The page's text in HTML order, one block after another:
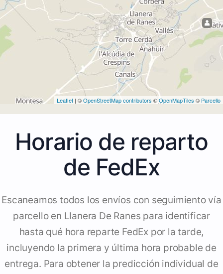
Leaflet | ©OpenStreetMap contributors ©OpenMapTiles © Parcello
Horario de reparto
de FedEx
Escaneamos todos los envíos con seguimiento vía
parcello en Llanera De Ranes para identificar
hasta qué hora reparte FedEx por la tarde,
incluyendo la primera y última hora probable de
entrega. Para obtener la predicción individual de